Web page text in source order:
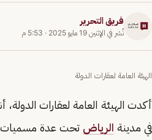
فريق التحرير
نُشر في الإثنين 19 مايو 2025 · 5:53 م
الهيئة العامة لعقارات الدولة
أكدت الهيئة العامة لعقارات
في مدينة الرياض تحت عدة مسميات،